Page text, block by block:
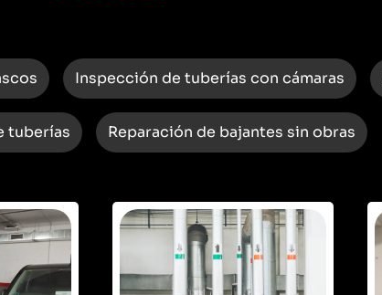
Inspección de tuberías con cámaras
tuberías Reparación de bajantes sin obras